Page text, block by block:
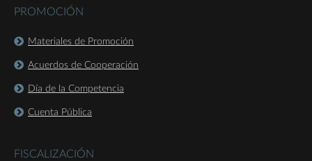
PROMOCIÓN
Materiales de Promoción
Acuerdos de Cooperación
Día de la Competencia
Cuenta Pública
FISCALIZACIÓN